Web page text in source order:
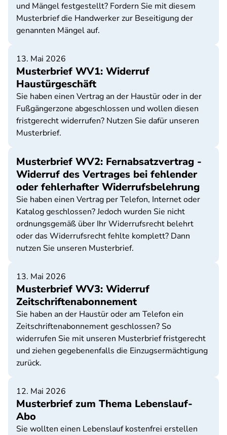
und Mängel festgestellt? Fordern Sie mit diesem
Musterbrief die Handwerker zur Beseitigung der
genannten Mängel auf.
13. Mai 2026
Musterbrief WV1: Widerruf
Haustürgeschäft
Sie haben einen Vertrag an der Haustür oder in der
Fußgängerzone abgeschlossen und wollen diesen
fristgerecht widerrufen? Nutzen Sie dafür unseren
Musterbrief.
Musterbrief WV2: Fernabsatzvertrag -
Widerruf des Vertrages bei fehlender
oder fehlerhafter Widerrufsbelehrung
Sie haben einen Vertrag per Telefon, Internet oder
Katalog geschlossen? Jedoch wurden Sie nicht
ordnungsgemäß über Ihr Widerrufsrecht belehrt
oder das Widerrufsrecht fehlte komplett? Dann
nutzen Sie unseren Musterbrief.
13. Mai 2026
Musterbrief WV3: Widerruf
Zeitschriftenabonnement
Sie haben an der Haustür oder am Telefon ein
Zeitschriftenabonnement geschlossen? So
widerrufen Sie mit unseren Musterbrief fristgerecht
und ziehen gegebenenfalls die Einzugsermächtigung
zurück.
12. Mai 2026
Musterbrief zum Thema Lebenslauf-
Abo
Sie wollten einen Lebenslauf kostenfrei erstellen